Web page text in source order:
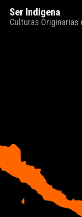
Ser Indigena
Culturas Originarias